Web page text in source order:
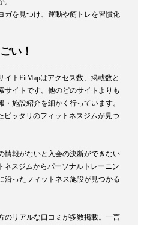
ガを見つけ、運動や筋トレを習慣化
い！
イトFitMapはアクセス数、掲載数と
サイトです。他のどのサイトよりも
施設紹介を細かく行っています。
ピッタリのフィットネスジムが見つ
情報がないと入会の決断ができない
ネスジムからパーソナルトレーニン
沿ったフィットネス施設が見つかる
のリアルな口コミが多数掲載。一言